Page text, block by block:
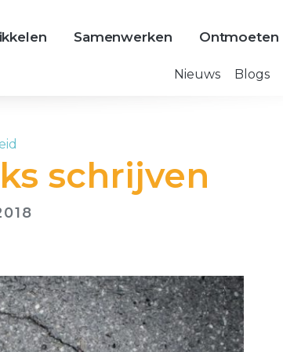
Samenwerken Ontmoeten
Nieuws Blogs
schrijven